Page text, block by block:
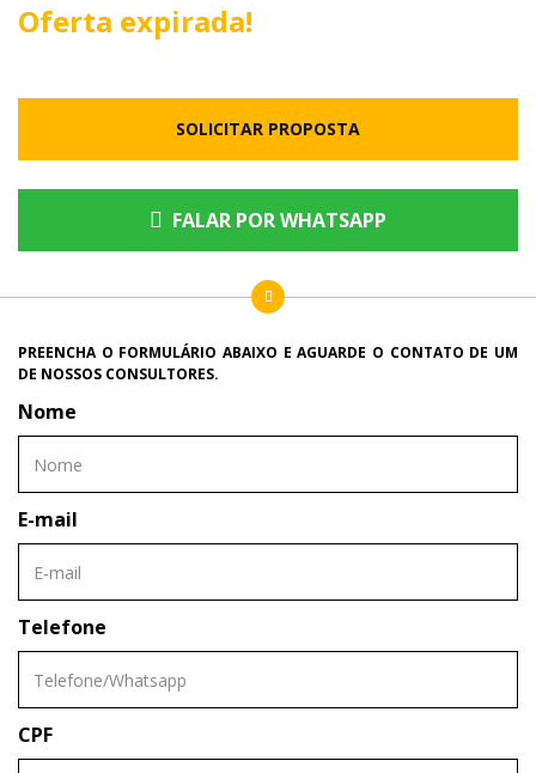
Oferta expirada!
SOLICITAR PROPOSTA
FALAR POR WHATSAPP
PREENCHA O FORMULÁRIO ABAIXO E AGUARDE O CONTATO DE UM
DE NOSSOS CONSULTORES.
Nome
E-mail
Telefone
CPF